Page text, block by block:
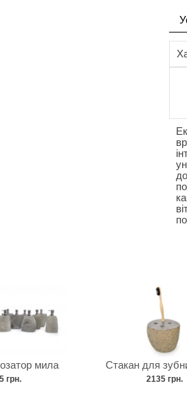
мила
грн.
Стакан для
2135 грн.